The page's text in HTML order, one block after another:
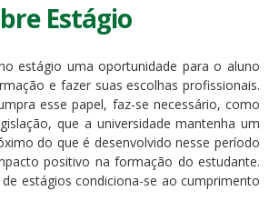
Estágio
estágio uma oportunidade para o aluno
e fazer suas escolhas profissionais.
esse papel, faz-se necessário, como
que a universidade mantenha um
do que é desenvolvido nesse período
positivo na formação do estudante.
estágios condiciona-se ao cumprimento